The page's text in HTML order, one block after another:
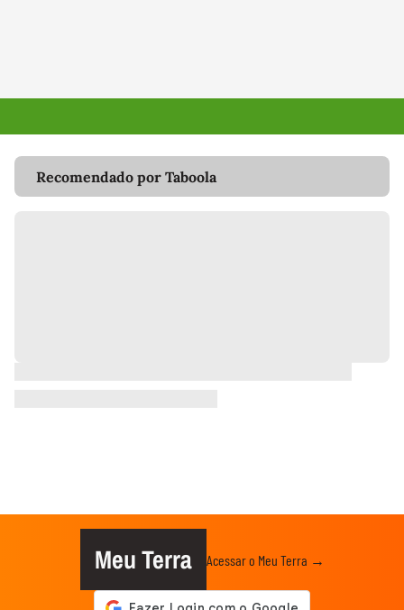
Recomendado por Taboola
Meu Terra Acessar o Meu Terra →